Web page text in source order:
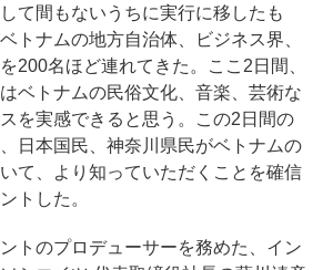
て間もないうちに実行に移したも
トナムの地方自治体、ビジネス界、
200名ほど連れてきた。ここ2日間、
ベトナムの民俗文化、音楽、芸術な
を実感できると思う。この2日間の
日本国民、神奈川県民がベトナムの
て、より知っていただくことを確信
トした。
トのプロデューサーを務めた、イン